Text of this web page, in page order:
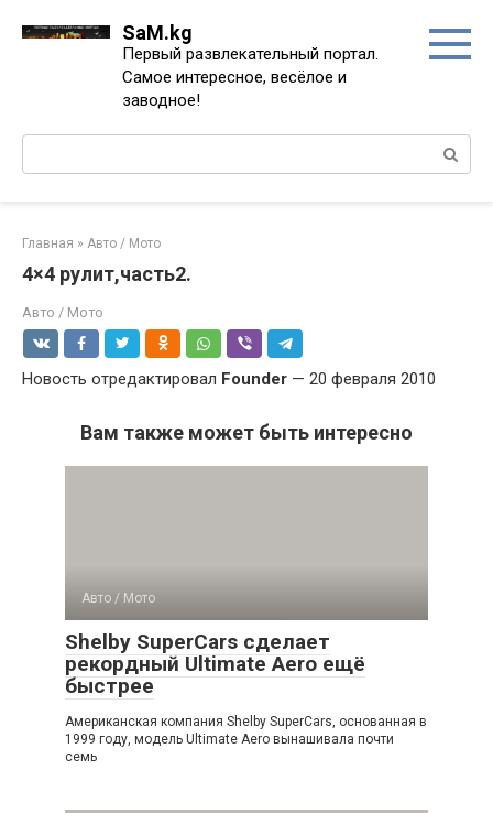
SaM.kg
Первый развлекательный портал.
Самое интересное, весёлое и
заводное!
Поиск:
Главная » Авто / Мото
4×4 рулит,часть2.
Авто / Мото
Новость отредактировал Founder — 20 февраля 2010
Вам также может быть интересно
Авто / Мото
Shelby SuperCars сделает
рекордный Ultimate Aero ещё
быстрее
Американская компания Shelby SuperCars, основанная в
1999 году, модель Ultimate Aero вынашивала почти
семь